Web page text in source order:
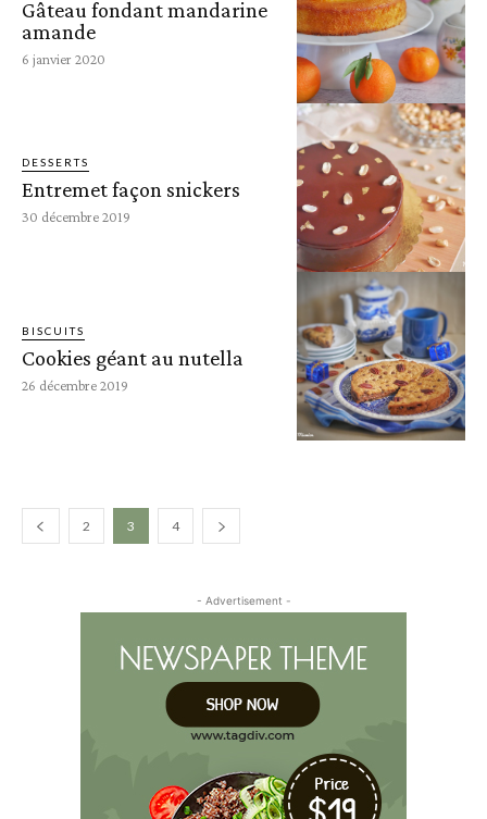
Gâteau fondant mandarine
amande
6 janvier 2020
DESSERTS
Entremet façon snickers
30 décembre 2019
BISCUITS
Cookies géant au nutella
26 décembre 2019
2 3 4
- Advertisement -